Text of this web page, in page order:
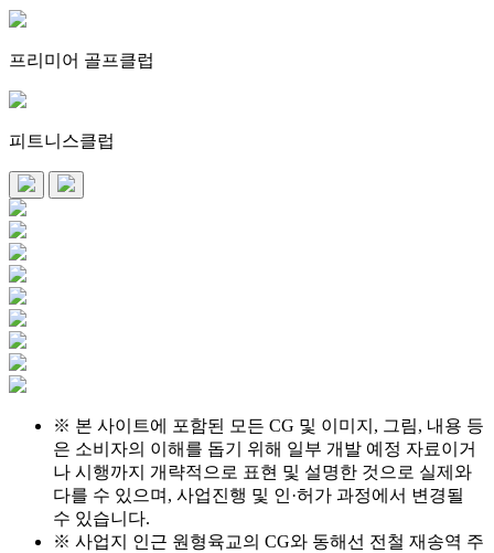
프리미어 골프클럽
피트니스클럽
※ 본 사이트에 포함된 모든 CG 및 이미지, 그림, 내용 등
은 소비자의 이해를 돕기 위해 일부 개발 예정 자료이거
나 시행까지 개략적으로 표현 및 설명한 것으로 실제와
다를 수 있으며, 사업진행 및 인·허가 과정에서 변경될
수 있습니다.
※ 사업지 인근 원형육교의 CG와 동해선 전철 재송역 주